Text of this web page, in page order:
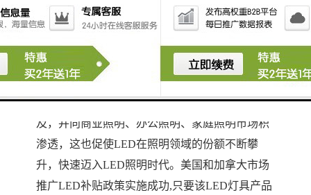
会，93
%的观众计划下届继续参观。
在市场能源危机的影响下，已逐步进入
“节能
时代”。如今在和市场的双重推动下，以环保、节
能、减排为目标的LED照明在公共照明领域普
及，并向商业照明、办公照明、家庭照明市场积
渗透，这也促使LED在照明领域的份额不断攀
升，快速迈入LED照明时代。美国和加拿大市场
推广LED补贴政策实施成功,只要该LED灯具产品